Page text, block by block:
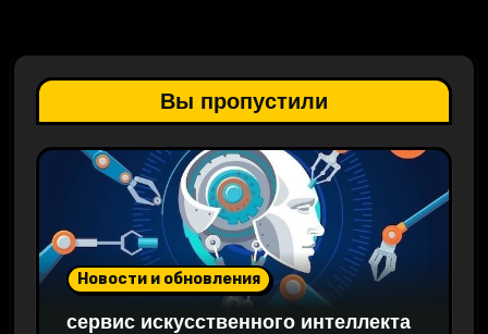
Вы пропустили
Новости и обновления
сервис искусственного интеллекта